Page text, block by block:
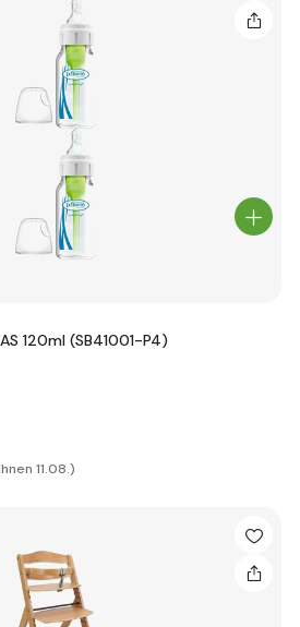
120ml (SB41001-P4)
11.08.)